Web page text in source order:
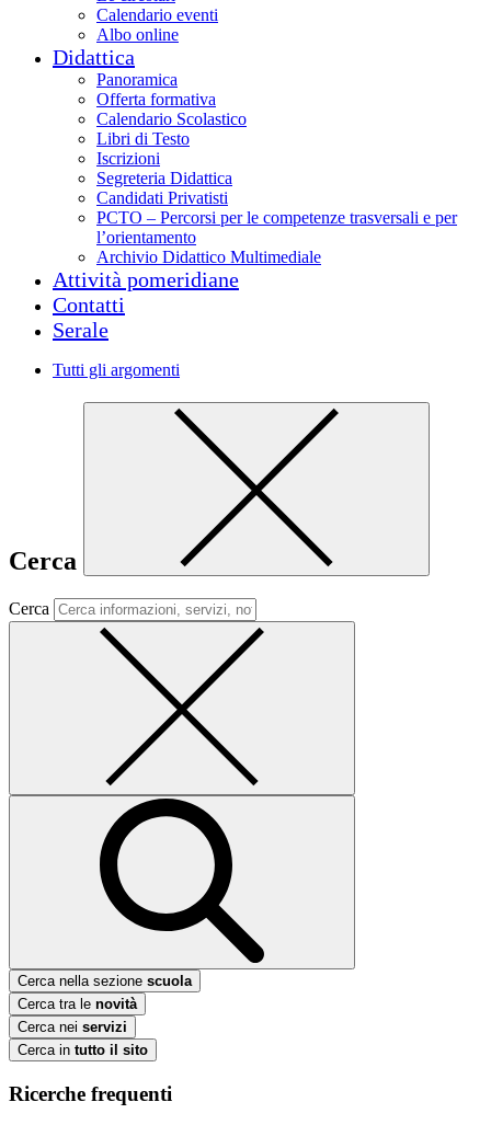
Calendario eventi
Albo online
Didattica
Panoramica
Offerta formativa
Calendario Scolastico
Libri di Testo
Iscrizioni
Segreteria Didattica
Candidati Privatisti
PCTO – Percorsi per le competenze trasversali e per
l’orientamento
Archivio Didattico Multimediale
Attività pomeridiane
Contatti
Serale
Tutti gli argomenti
Cerca
Cerca
Cerca nella sezione scuola
Cerca tra le novità
Cerca nei servizi
Cerca in tutto il sito
Ricerche frequenti